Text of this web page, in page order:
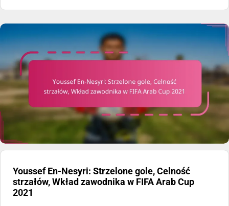
Youssef En-Nesyri: Strzelone gole, Celność
strzałów, Wkład zawodnika w FIFA Arab Cup
2021